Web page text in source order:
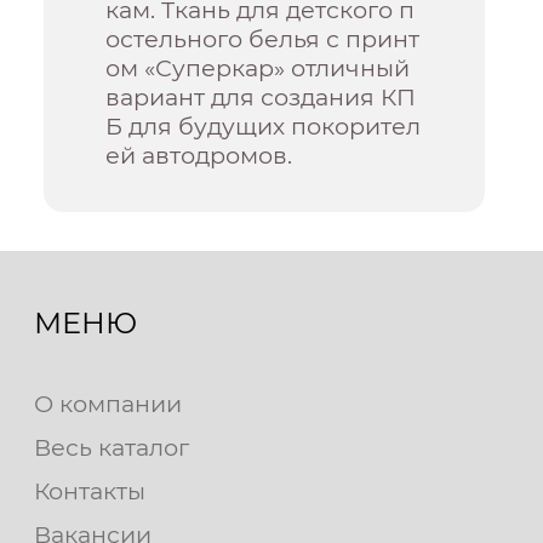
кам. Ткань для детского п
остельного белья с принт
ом «Суперкар» отличный
вариант для создания КП
Б для будущих покорител
ей автодромов.
МЕНЮ
О компании
Весь каталог
Контакты
Вакансии